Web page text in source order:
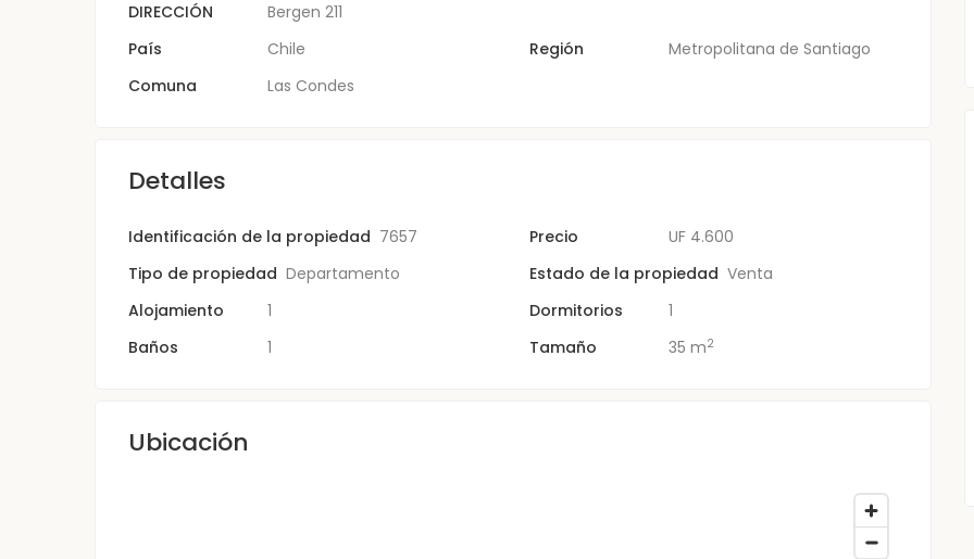
DIRECCIÓN
Bergen 211
País
Chile Región
Metropolitana de Santiago
Comuna
Las Condes
Detalles
Identificación de la propiedad 7657 Precio UF 4.600
Tipo de propiedad Departamento Estado de la propiedad Venta
Alojamiento
1 Dormitorios
1
Baños
1 Tamaño 35 m2
Ubicación